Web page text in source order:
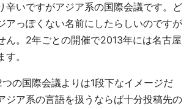
辛いですがアジア系の国際会議です。ど
アっぽくない名前にしたらしいのですが
ん。2年ごとの開催で2013年には名古屋
。
の国際会議よりは1段下なイメージだ
ジア系の言語を扱うならば十分投稿先の